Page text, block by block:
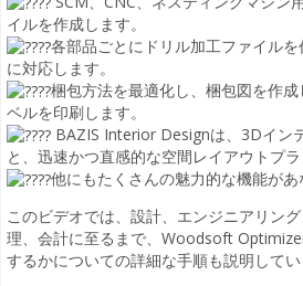
イルを作成します。
各部品ごとにドリル加工ファイル
に対応します。
梱包方法を最適化し、梱包図を作
ベルを印刷します。
BAZIS Interior Designは、3Dイン
と、迅速かつ直感的な空間レイアウトプラ
他にもたくさんの魅力的な機能があ
このビデオでは、設計、エンジニアリン
理、会計に至るまで、Woodsoft
するかについての詳細な手順も説明してい